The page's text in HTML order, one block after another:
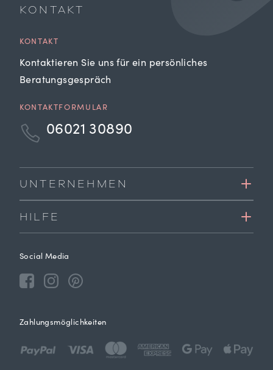
KONTAKT
KONTAKT
Kontaktieren Sie uns für ein persönliches
Beratungsgespräch
KONTAKTFORMULAR
06021 30890
UNTERNEHMEN
HILFE
Social Media
Zahlungsmöglichkeiten